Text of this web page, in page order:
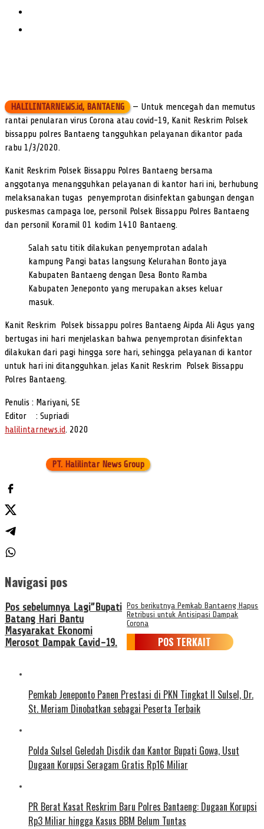
HALILINTARNEWS.id, BANTAENG — Untuk mencegah dan memutus
rantai penularan virus Corona atau covid-19, Kanit Reskrim Polsek
bissappu polres Bantaeng tangguhkan pelayanan dikantor pada
rabu 1/3/2020.
Kanit Reskrim Polsek Bissappu Polres Bantaeng bersama
anggotanya menangguhkan pelayanan di kantor hari ini, berhubung
melaksanakan tugas penyemprotan disinfektan gabungan dengan
puskesmas campaga loe, personil Polsek Bissappu Polres Bantaeng
dan personil Koramil 01 kodim 1410 Bantaeng.
Salah satu titik dilakukan penyemprotan adalah
kampung Pangi batas langsung Kelurahan Bonto jaya
Kabupaten Bantaeng dengan Desa Bonto Ramba
Kabupaten Jeneponto yang merupakan akses keluar
masuk.
Kanit Reskrim Polsek bissappu polres Bantaeng Aipda Ali Agus yang
bertugas ini hari menjelaskan bahwa penyemprotan disinfektan
dilakukan dari pagi hingga sore hari, sehingga pelayanan di kantor
untuk hari ini ditangguhkan. jelas Kanit Reskrim Polsek Bissappu
Polres Bantaeng.
Penulis : Mariyani, SE
Editor : Supriadi
halilintarnews.id. 2020
PT. Halilintar News Group
Navigasi pos
Pos sebelumnya Lagi”Bupati
Batang Hari Bantu
Masyarakat Ekonomi
Merosot Dampak Cavid-19.
Pos berikutnya Pemkab Bantaeng Hapus
Retribusi untuk Antisipasi Dampak
Corona
POS TERKAIT
Pemkab Jeneponto Panen Prestasi di PKN Tingkat II Sulsel, Dr.
St. Meriam Dinobatkan sebagai Peserta Terbaik
Polda Sulsel Geledah Disdik dan Kantor Bupati Gowa, Usut
Dugaan Korupsi Seragam Gratis Rp16 Miliar
PR Berat Kasat Reskrim Baru Polres Bantaeng: Dugaan Korupsi
Rp3 Miliar hingga Kasus BBM Belum Tuntas